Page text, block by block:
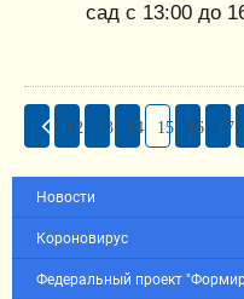
сад с 13:00 до
12 13 14 15 16 17
Новости
Короновирус
Федеральный проект